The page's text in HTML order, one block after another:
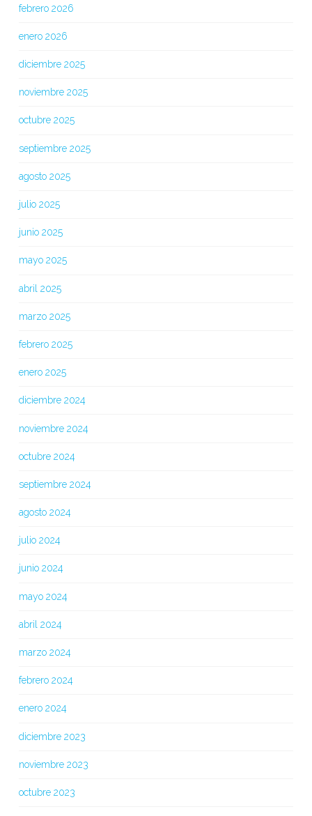
febrero 2026
enero 2026
diciembre 2025
noviembre 2025
octubre 2025
septiembre 2025
agosto 2025
julio 2025
junio 2025
mayo 2025
abril 2025
marzo 2025
febrero 2025
enero 2025
diciembre 2024
noviembre 2024
octubre 2024
septiembre 2024
agosto 2024
julio 2024
junio 2024
mayo 2024
abril 2024
marzo 2024
febrero 2024
enero 2024
diciembre 2023
noviembre 2023
octubre 2023